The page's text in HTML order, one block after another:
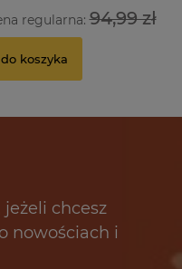
regularna:94,99 zł
do koszyka
chcesz
nowościach i